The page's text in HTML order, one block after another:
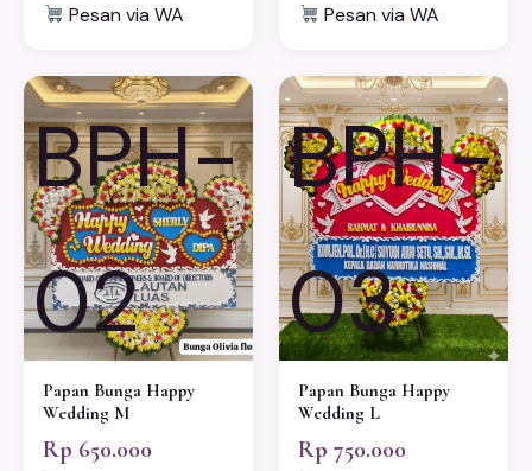
Pesan via WA Pesan via WA
BPH-
02
Papan Bunga Happy
Wedding M
Rp 650.000
BPH-
03
Papan Bunga Happy
Wedding L
Rp 750.000